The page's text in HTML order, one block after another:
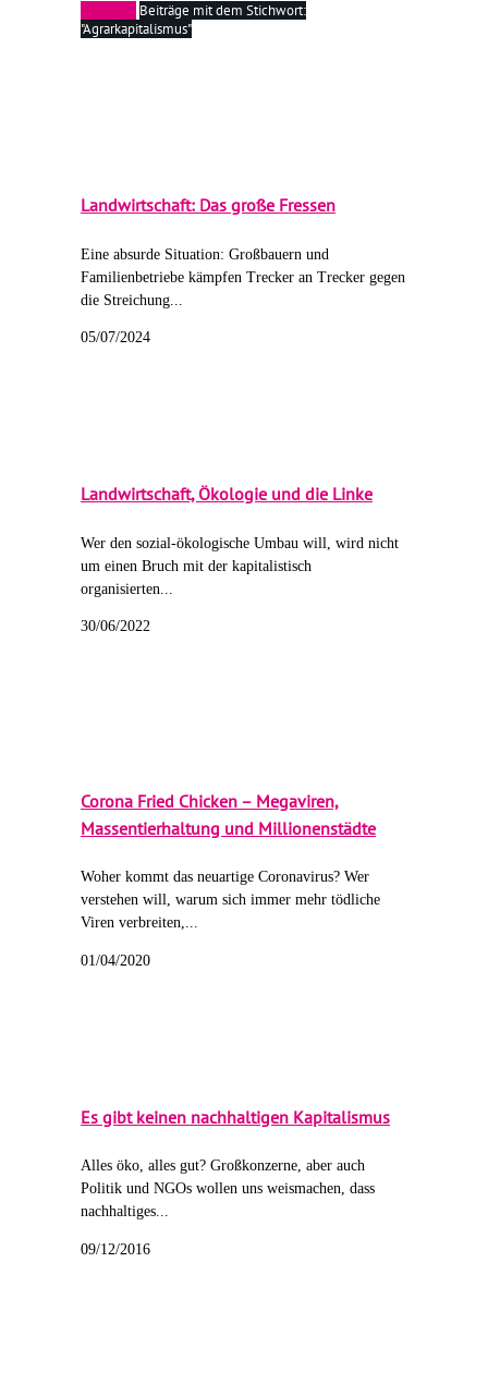
Beiträge mit dem Stichwort:
"Agrarkapitalismus"
Landwirtschaft: Das große Fressen
Eine absurde Situation: Großbauern und
Familienbetriebe kämpfen Trecker an Trecker gegen
die Streichung...
05/07/2024
Landwirtschaft, Ökologie und die Linke
Wer den sozial-ökologische Umbau will, wird nicht
um einen Bruch mit der kapitalistisch
organisierten...
30/06/2022
Corona Fried Chicken – Megaviren,
Massentierhaltung und Millionenstädte
Woher kommt das neuartige Coronavirus? Wer
verstehen will, warum sich immer mehr tödliche
Viren verbreiten,...
01/04/2020
Es gibt keinen nachhaltigen Kapitalismus
Alles öko, alles gut? Großkonzerne, aber auch
Politik und NGOs wollen uns weismachen, dass
nachhaltiges...
09/12/2016